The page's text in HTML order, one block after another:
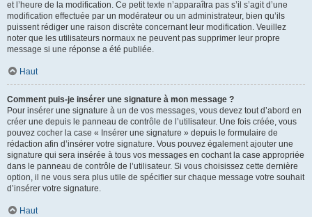
et l’heure de la modification. Ce petit texte n’apparaîtra pas s’il s’agit d’une
modification effectuée par un modérateur ou un administrateur, bien qu’ils
puissent rédiger une raison discrète concernant leur modification. Veuillez
noter que les utilisateurs normaux ne peuvent pas supprimer leur propre
message si une réponse a été publiée.
Haut
Comment puis-je insérer une signature à mon message ?
Pour insérer une signature à un de vos messages, vous devez tout d’abord en
créer une depuis le panneau de contrôle de l’utilisateur. Une fois créée, vous
pouvez cocher la case « Insérer une signature » depuis le formulaire de
rédaction afin d’insérer votre signature. Vous pouvez également ajouter une
signature qui sera insérée à tous vos messages en cochant la case appropriée
dans le panneau de contrôle de l’utilisateur. Si vous choisissez cette dernière
option, il ne vous sera plus utile de spécifier sur chaque message votre souhait
d’insérer votre signature.
Haut